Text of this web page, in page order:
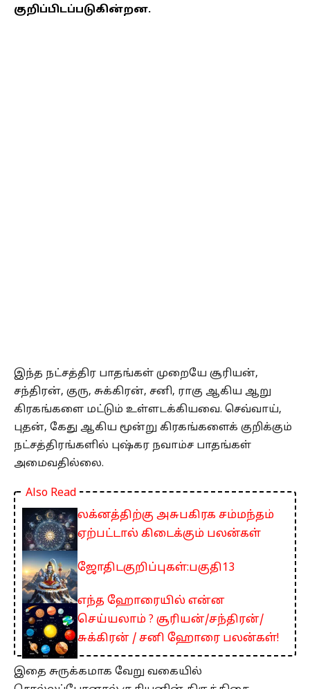
குறிப்பிடப்படுகின்றன.
இந்த நட்சத்திர பாதங்கள் முறையே சூரியன்,
சந்திரன், குரு, சுக்கிரன், சனி, ராகு ஆகிய ஆறு
கிரகங்களை மட்டும் உள்ளடக்கியவை. செவ்வாய்,
புதன், கேது ஆகிய மூன்று கிரகங்களைக் குறிக்கும்
நட்சத்திரங்களில் புஷ்கர நவாம்ச பாதங்கள்
அமைவதில்லை.
Also Read
லக்னத்திற்கு அசுபகிரக சம்மந்தம்
ஏற்பட்டால் கிடைக்கும் பலன்கள்
ஜோதிடகுறிப்புகள்:பகுதி13
எந்த ஹோரையில் என்ன
செய்யலாம் ? சூரியன்/சந்திரன்/
சுக்கிரன் / சனி ஹோரை பலன்கள்!
இதை சுருக்கமாக வேறு வகையில்